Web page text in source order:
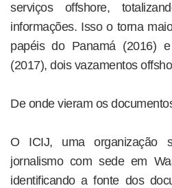
serviços offshore,
informações. Isso o torna
papéis do Panamá (2016)
(2017), dois vazamentos
De onde vieram os
O ICIJ, uma organização
jornalismo com sede em
identificando a fonte dos